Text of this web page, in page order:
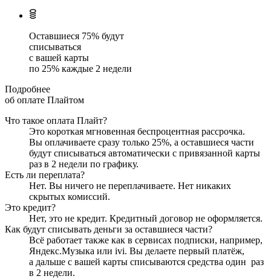
Оставшиеся 75% будут
списываться
с вашей карты
по 25% каждые 2 недели
Подробнее
об оплате Плайтом
Что такое оплата Плайт?
Это короткая мгновенная беспроцентная рассрочка.
Вы оплачиваете сразу только 25%, а оставшиеся части
будут списываться автоматически с привязанной карты
раз в 2 недели по графику.
Есть ли переплата?
Нет. Вы ничего не переплачиваете. Нет никаких
скрытых комиссий.
Это кредит?
Нет, это не кредит. Кредитный договор не оформляется.
Как будут списывать деньги за оставшиеся части?
Всё работает также как в сервисах подписки, например,
Яндекс.Музыка или ivi. Вы делаете первый платёж,
а дальше с вашей карты списываются средства один раз
в 2 недели.